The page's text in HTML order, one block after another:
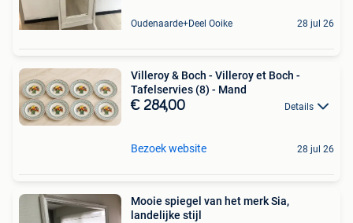
Oudenaarde+Deel Ooike 28 jul 26
Villeroy & Boch - Villeroy et Boch -
Tafelservies (8) - Mand
€ 284,00 Details
Bezoek website 28 jul 26
Mooie spiegel van het merk Sia,
landelijke stijl